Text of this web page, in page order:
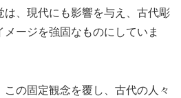
は、現代にも影響を与え、古代彫
ージを強固なものにしていま
この固定観念を覆し、古代の人々